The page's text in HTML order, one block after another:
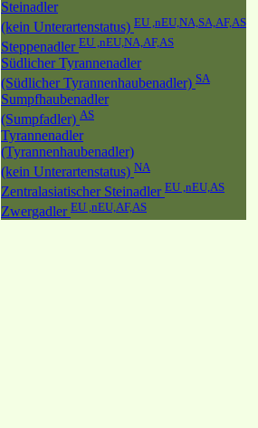
Steinadler
(kein Unterartenstatus) EU ,nEU,NA,SA,AF,AS
Steppenadler EU ,nEU,NA,AF,AS
Südlicher Tyrannenadler
(Südlicher Tyrannenhaubenadler) SA
Sumpfhaubenadler
(Sumpfadler) AS
Tyrannenadler
(Tyrannenhaubenadler)
(kein Unterartenstatus) NA
Zentralasiatischer Steinadler EU ,nEU,AS
Zwergadler EU ,nEU,AF,AS